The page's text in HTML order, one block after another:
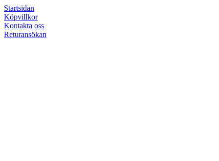
Startsidan
Köpvillkor
Kontakta oss
Returansökan